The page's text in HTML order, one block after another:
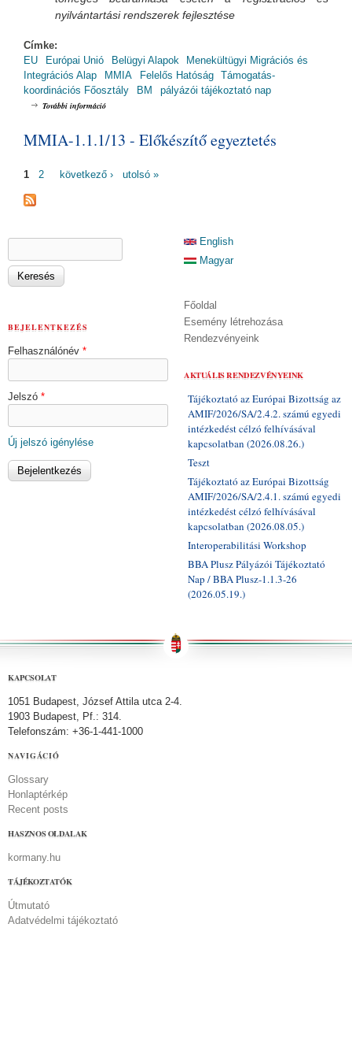
nyilvántartási rendszerek fejlesztése
Címke:
EU
Európai Unió Belügyi Alapok
Menekültügyi Migrációs és
Integrációs Alap
MMIA Felelős Hatóság
Támogatás-
koordinációs Főosztály
BM pályázói tájékoztató nap
További információ
MMIA-1.1.1/13 - Előkészítő egyeztetés
OLDALAK
1 2 következő › utolsó »
KERESÉS ŰRLAP
BEJELENTKEZÉS
Felhasználónév *
Jelszó *
Új jelszó igénylése
English
Magyar
Főoldal
Esemény létrehozása
Rendezvényeink
AKTUÁLIS RENDEZVÉNYEINK
Tájékoztató az Európai Bizottság az
AMIF/2026/SA/2.4.2. számú egyedi
intézkedést célzó felhívásával
kapcsolatban (2026.08.26.)
Teszt
Tájékoztató az Európai Bizottság
AMIF/2026/SA/2.4.1. számú egyedi
intézkedést célzó felhívásával
kapcsolatban (2026.08.05.)
Interoperabilitási Workshop
BBA Plusz Pályázói Tájékoztató
Nap / BBA Plusz-1.1.3-26
(2026.05.19.)
KAPCSOLAT
1051 Budapest, József Attila utca 2-4.
1903 Budapest, Pf.: 314.
Telefonszám: +36-1-441-1000
NAVIGÁCIÓ
Glossary
Honlaptérkép
Recent posts
HASZNOS OLDALAK
kormany.hu
TÁJÉKOZTATÓK
Útmutató
Adatvédelmi tájékoztató